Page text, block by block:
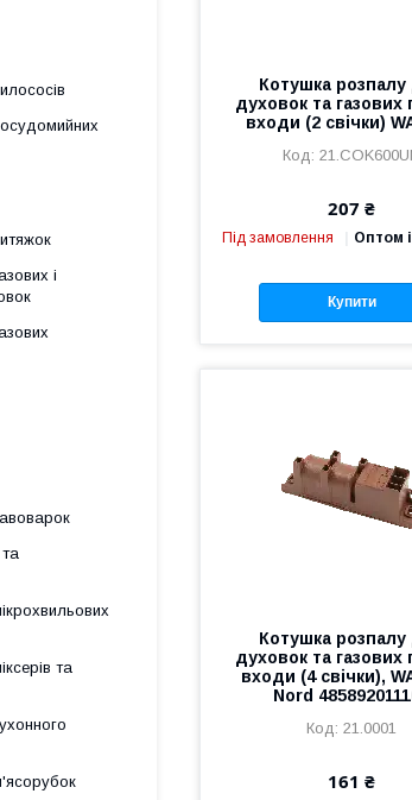
Котушка розпалу
духовок та газових
входи (2 свічки)
207 ₴
Під замовлення Оптом і
Купити
Котушка розпалу
духовок та газових
входи (4 свічки),
Nord
21.0001
161 ₴
і
та